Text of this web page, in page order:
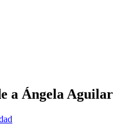
a Ángela Aguilar